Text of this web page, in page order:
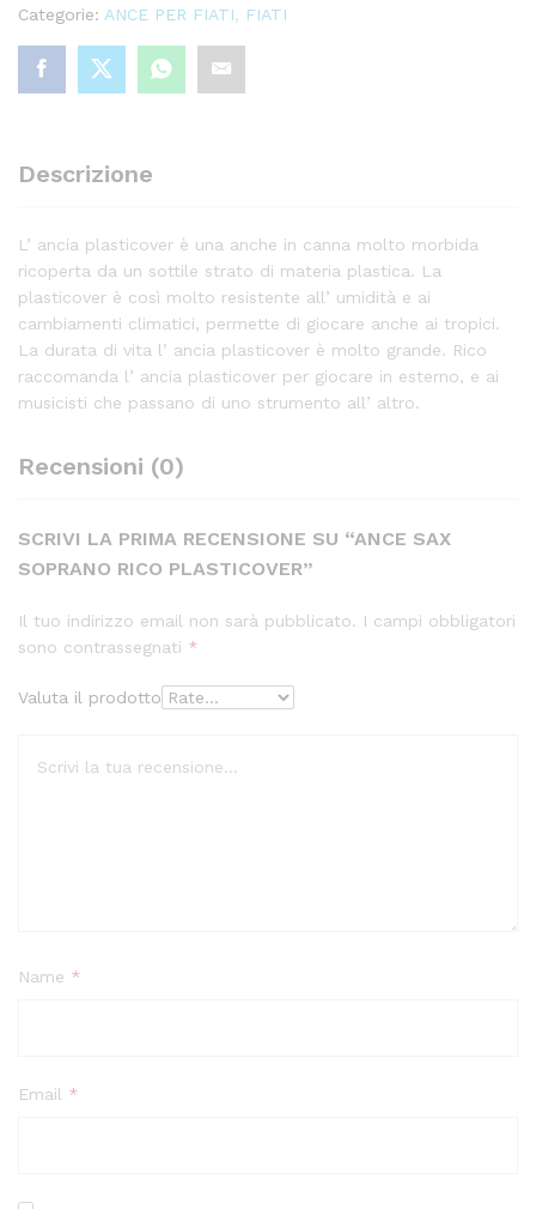
Categorie: ANCE PER FIATI FIATI
Descrizione
L’ ancia plasticover è una anche in canna molto morbida
ricoperta da un sottile strato di materia plastica. La
plasticover è così molto resistente all’ umidità e ai
cambiamenti climatici, permette di giocare anche ai tropici.
La durata di vita l’ ancia plasticover è molto grande. Rico
raccomanda l’ ancia plasticover per giocare in esterno, e ai
musicisti che passano di uno strumento all’ altro.
Recensioni (0)
SCRIVI LA PRIMA RECENSIONE SU “ANCE SAX
SOPRANO RICO PLASTICOVER”
Il tuo indirizzo email non sarà pubblicato. I campi obbligatori
sono contrassegnati *
Valuta il prodotto
Name *
Email *